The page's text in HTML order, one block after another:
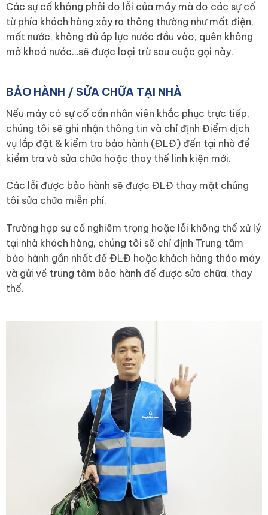
Các sự cố không phải do lỗi của máy mà do các sự cố
từ phía khách hàng xảy ra thông thường như mất điện,
mất nước, không đủ áp lực nước đầu vào, quên không
mở khoá nước…sẽ được loại trừ sau cuộc gọi này.
BẢO HÀNH / SỬA CHỮA TẠI NHÀ
Nếu máy có sự cố cần nhân viên khắc phục trực tiếp,
chúng tôi sẽ ghi nhận thông tin và chỉ định Điểm dịch
vụ lắp đặt & kiểm tra bảo hành (ĐLĐ) đến tại nhà để
kiểm tra và sửa chữa hoặc thay thế linh kiện mới.
Các lỗi được bảo hành sẽ được ĐLĐ thay mặt chúng
tôi sửa chữa miễn phí.
Trường hợp sự cố nghiêm trọng hoặc lỗi không thể xử lý
tại nhà khách hàng, chúng tôi sẽ chỉ định Trung tâm
bảo hành gần nhất để ĐLĐ hoặc khách hàng tháo máy
và gửi về trung tâm bảo hành để được sửa chữa, thay
thế.